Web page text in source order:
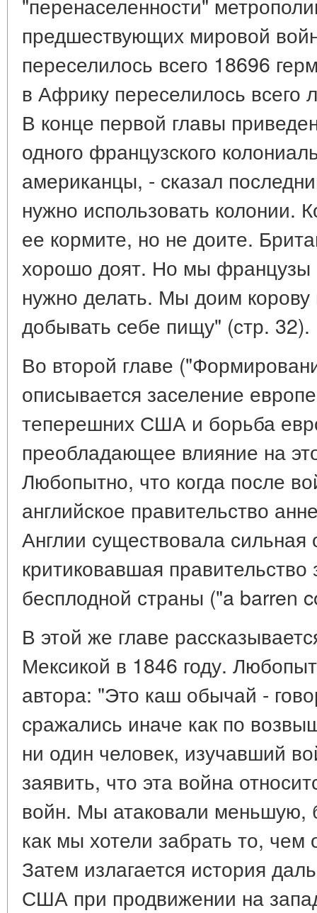
предшествующих мировой
переселилось всего 18696
в Африку переселилось
В конце первой главы
одного французского
американцы, - сказал
нужно использовать колонии.
ее кормите, но не доите.
хорошо доят. Но мы французы
нужно делать. Мы доим
добывать себе пищу" (стр. 32).
Во второй главе
описывается заселение
теперешних США и борьба
преобладающее влияние на
Любопытно, что когда после
английское правительство
Англии существовала сильная
критиковавшая
бесплодной страны ("a barren
В этой же главе
Мексикой в 1846 году.
автора: "Это каш обычай -
сражались иначе как по
ни один человек, изучавший
заявить, что эта война
войн. Мы атаковали меньшую,
как мы хотели забрать то, чем
Затем излагается история
США при продвижении на